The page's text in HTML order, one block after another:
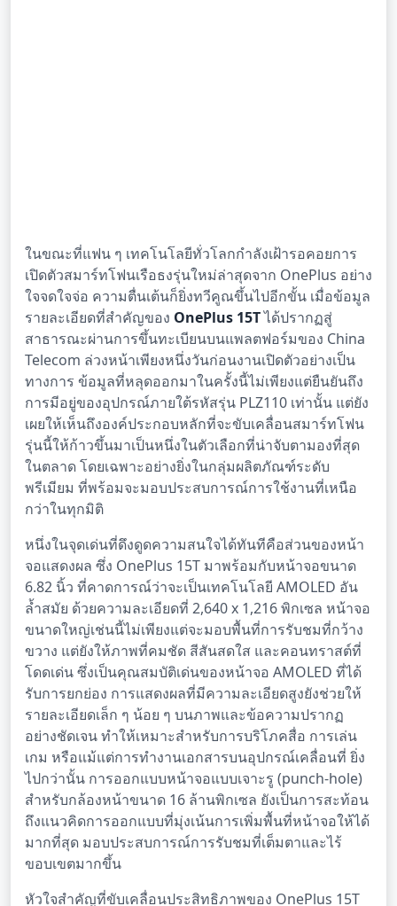
ในขณะที่แฟน ๆ เทคโนโลยีทั่วโลกกำลังเฝ้ารอคอยการ
เปิดตัวสมาร์ทโฟนเรือธงรุ่นใหม่ล่าสุดจาก OnePlus อย่าง
ใจจดใจจ่อ ความตื่นเต้นก็ยิ่งทวีคูณขึ้นไปอีกขั้น เมื่อข้อมูล
รายละเอียดที่สำคัญของ OnePlus 15Tได้ปรากฏสู่
สาธารณะผ่านการขึ้นทะเบียนบนแพลตฟอร์มของ China
Telecom ล่วงหน้าเพียงหนึ่งวันก่อนงานเปิดตัวอย่างเป็น
ทางการ ข้อมูลที่หลุดออกมาในครั้งนี้ไม่เพียงแต่ยืนยันถึง
การมีอยู่ของอุปกรณ์ภายใต้รหัสรุ่น PLZ110 เท่านั้น แต่ยัง
เผยให้เห็นถึงองค์ประกอบหลักที่จะขับเคลื่อนสมาร์ทโฟน
รุ่นนี้ให้ก้าวขึ้นมาเป็นหนึ่งในตัวเลือกที่น่าจับตามองที่สุด
ในตลาด โดยเฉพาะอย่างยิ่งในกลุ่มผลิตภัณฑ์ระดับ
พรีเมียม ที่พร้อมจะมอบประสบการณ์การใช้งานที่เหนือ
กว่าในทุกมิติ
หนึ่งในจุดเด่นที่ดึงดูดความสนใจได้ทันทีคือส่วนของหน้า
จอแสดงผล ซึ่ง OnePlus 15T มาพร้อมกับหน้าจอขนาด
6.82 นิ้ว ที่คาดการณ์ว่าจะเป็นเทคโนโลยี AMOLED อัน
ล้ำสมัย ด้วยความละเอียดที่ 2,640 x 1,216 พิกเซล หน้าจอ
ขนาดใหญ่เช่นนี้ไม่เพียงแต่จะมอบพื้นที่การรับชมที่กว้าง
ขวาง แต่ยังให้ภาพที่คมชัด สีสันสดใส และคอนทราสต์ที่
โดดเด่น ซึ่งเป็นคุณสมบัติเด่นของหน้าจอ AMOLED ที่ได้
รับการยกย่อง การแสดงผลที่มีความละเอียดสูงยังช่วยให้
รายละเอียดเล็ก ๆ น้อย ๆ บนภาพและข้อความปรากฏ
อย่างชัดเจน ทำให้เหมาะสำหรับการบริโภคสื่อ การเล่น
เกม หรือแม้แต่การทำงานเอกสารบนอุปกรณ์เคลื่อนที่ ยิ่ง
ไปกว่านั้น การออกแบบหน้าจอแบบเจาะรู (punch-hole)
สำหรับกล้องหน้าขนาด 16 ล้านพิกเซล ยังเป็นการสะท้อน
ถึงแนวคิดการออกแบบที่มุ่งเน้นการเพิ่มพื้นที่หน้าจอให้ได้
มากที่สุด มอบประสบการณ์การรับชมที่เต็มตาและไร้
ขอบเขตมากขึ้น
หัวใจสำคัญที่ขับเคลื่อนประสิทธิภาพของ OnePlus 15T